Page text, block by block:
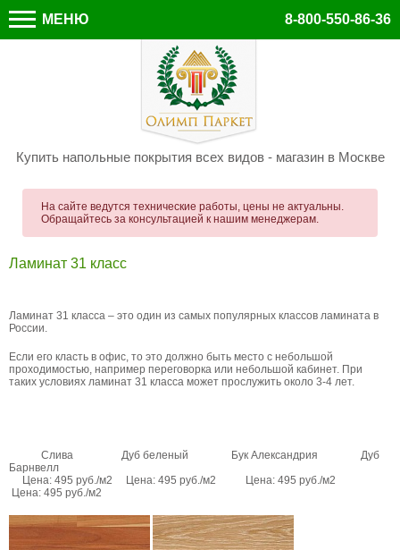
МЕНЮ 8-800-550-86-36
Купить напольные покрытия всех видов - магазин в Москве
На сайте ведутся технические работы, цены не актуальны.
Обращайтесь за консультацией к нашим менеджерам.
Ламинат 31 класс
Ламинат 31 класса – это один из самых популярных классов ламината в
России.
Если его класть в офис, то это должно быть место с небольшой
проходимостью, например переговорка или небольшой кабинет. При
таких условиях ламинат 31 класса может прослужить около 3-4 лет.
Слива Дуб беленый Бук Александрия Дуб
Барнвелл
Цена: 495 руб./м2 Цена: 495 руб./м2 Цена: 495 руб./м2
Цена: 495 руб./м2